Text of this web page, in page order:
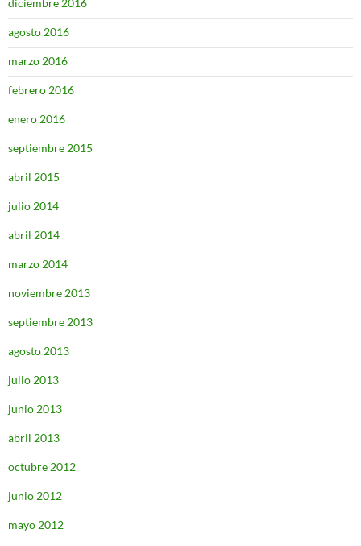
diciembre 2016
agosto 2016
marzo 2016
febrero 2016
enero 2016
septiembre 2015
abril 2015
julio 2014
abril 2014
marzo 2014
noviembre 2013
septiembre 2013
agosto 2013
julio 2013
junio 2013
abril 2013
octubre 2012
junio 2012
mayo 2012